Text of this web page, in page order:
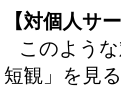
【対個人サ
このような
短観」を見